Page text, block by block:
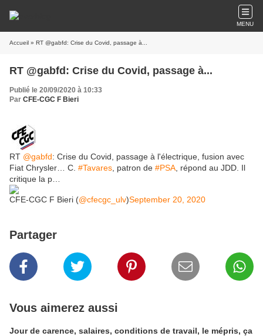
MENU
Accueil » RT @gabfd: Crise du Covid, passage à...
RT @gabfd: Crise du Covid, passage à...
Publié le 20/09/2020 à 10:33
Par CFE-CGC F Bieri
RT @gabfd: Crise du Covid, passage à l'électrique, fusion avec
Fiat Chrysler… C. #Tavares , patron de #PSA , répond au JDD. Il
critique la p…
CFE-CGC F Bieri (@cfecgc_ulv)September 20, 2020
Partager
Vous aimerez aussi
Jour de carence, salaires, conditions de travail, le mépris, ça